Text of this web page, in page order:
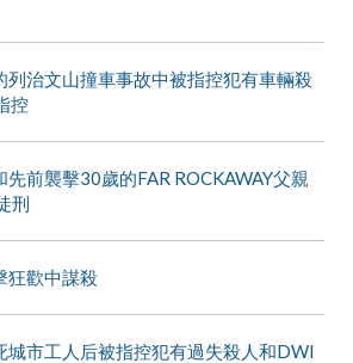
列治文山撞車事故中被指控犯有車輛殺
控
前襲擊30歲的FAR ROCKAWAY父親
刑
狂歡中謀殺
城市工人后被指控犯有過失殺人和DWI